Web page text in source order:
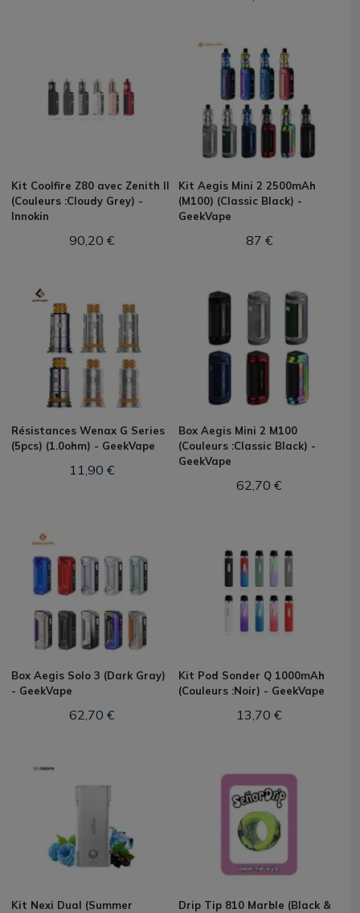
Kit Coolfire Z80 avec Zenith II
(Couleurs :Cloudy Grey) -
Innokin
90,20 €
Kit Aegis Mini 2 2500mAh
(M100) (Classic Black) -
GeekVape
87 €
Résistances Wenax G Series
(5pcs) (1.0ohm) - GeekVape
11,90 €
Box Aegis Mini 2 M100
(Couleurs :Classic Black) -
GeekVape
62,70 €
Box Aegis Solo 3 (Dark Gray)
- GeekVape
62,70 €
Kit Pod Sonder Q 1000mAh
(Couleurs :Noir) - GeekVape
13,70 €
Kit Nexi Dual (Summer
Drip Tip 810 Marble (Black &